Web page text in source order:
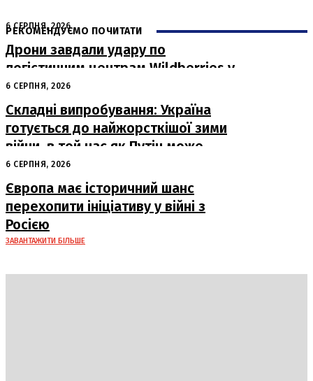
РЕКОМЕНДУЄМО ПОЧИТАТИ
6 СЕРПНЯ, 2026
Дрони завдали удару по
логістичним центрам Wildberries у
Росії
6 СЕРПНЯ, 2026
Складні випробування: Україна
готується до найжорсткішої зими
війни, в той час як Путін може
капітулювати навесні
6 СЕРПНЯ, 2026
Європа має історичний шанс
перехопити ініціативу у війні з
Росією
ЗАВАНТАЖИТИ БІЛЬШЕ